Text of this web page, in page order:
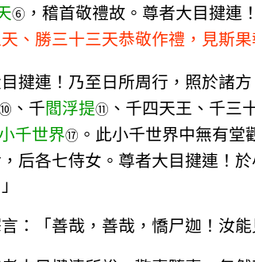
⑥ ，稽首敬禮故。尊者大目揵連！
、勝三十三天恭敬作禮，見斯
目揵連！乃至日所周行，照於諸
、千閻浮提⑪ 、千四天王、千三
千世界⑰ 。此小千世界中無有堂
后各七侍女。尊者大目揵連！
：「善哉，善哉，憍尸迦！汝能